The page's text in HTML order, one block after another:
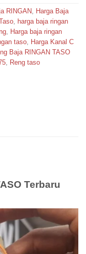
RINGAN, Harga Baja
, harga baja ringan
, Harga baja ringan
taso, Harga Kanal C
Baja RINGAN TASO
, Reng taso
Terbaru